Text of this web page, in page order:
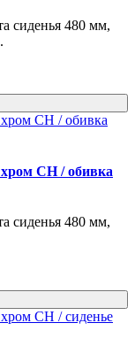
сиденья 480 мм,
СН / обивка
сиденья 480 мм,